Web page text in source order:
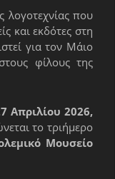
λογοτεχνίας που
και εκδότες στη
για τον Μάιο
φίλους της
Απριλίου 2026,
το τριήμερο
Μουσείο